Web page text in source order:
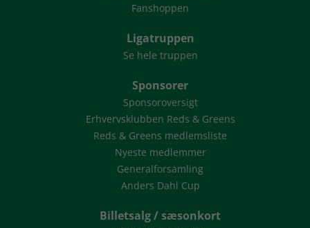
Fanshoppen
Ligatruppen
Se hele truppen
Sponsorer
Sponsoroversigt
Erhvervsklubben Reds & Greens
Reds & Greens medlemsliste
Nyeste medlemmer
Generalforsamling
Anders Dahl Cup
Billetsalg / sæsonkort